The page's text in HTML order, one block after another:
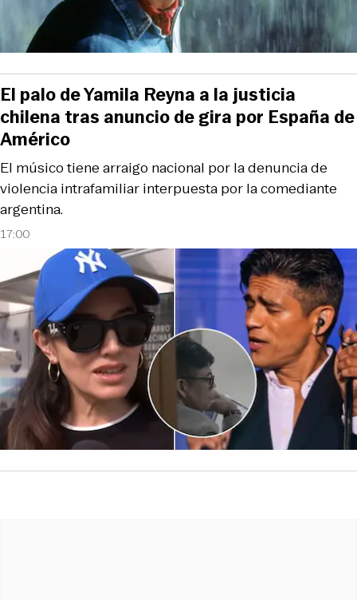
17:00
El músico tiene arraigo nacional por la denuncia de
violencia intrafamiliar interpuesta por la comediante
argentina.
El palo de Yamila Reyna a la justicia
chilena tras anuncio de gira por España de
Américo